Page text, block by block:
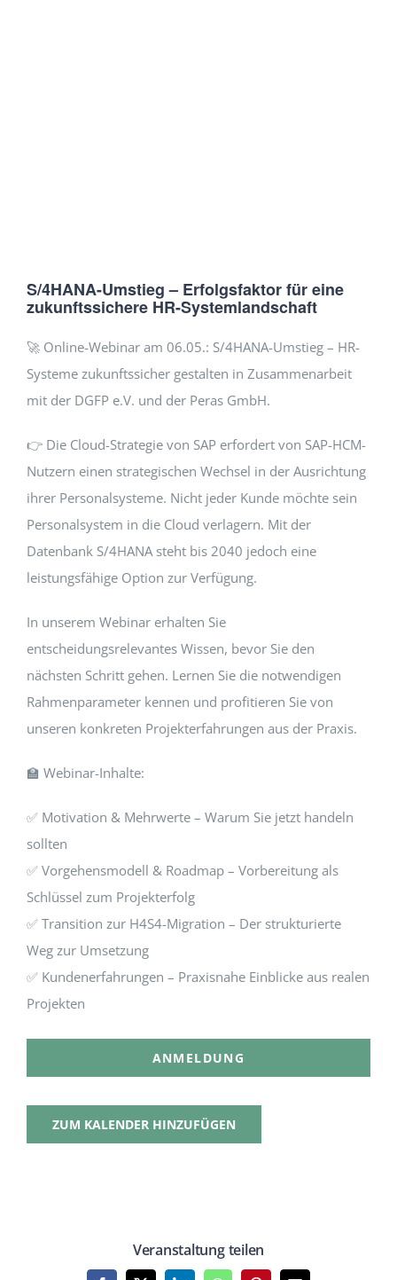
S/4HANA-Umstieg – Erfolgsfaktor für eine
zukunftssichere HR-Systemlandschaft
🚀 Online-Webinar am 06.05.: S/4HANA-Umstieg – HR-
Systeme zukunftssicher gestalten in Zusammenarbeit
mit der DGFP e.V. und der Peras GmbH.
👉 Die Cloud-Strategie von SAP erfordert von SAP-HCM-
Nutzern einen strategischen Wechsel in der Ausrichtung
ihrer Personalsysteme. Nicht jeder Kunde möchte sein
Personalsystem in die Cloud verlagern. Mit der
Datenbank S/4HANA steht bis 2040 jedoch eine
leistungsfähige Option zur Verfügung.
In unserem Webinar erhalten Sie
entscheidungsrelevantes Wissen, bevor Sie den
nächsten Schritt gehen. Lernen Sie die notwendigen
Rahmenparameter kennen und profitieren Sie von
unseren konkreten Projekterfahrungen aus der Praxis.
🏫 Webinar-Inhalte:
✅ Motivation & Mehrwerte – Warum Sie jetzt handeln
sollten
✅ Vorgehensmodell & Roadmap – Vorbereitung als
Schlüssel zum Projekterfolg
✅ Transition zur H4S4-Migration – Der strukturierte
Weg zur Umsetzung
✅ Kundenerfahrungen – Praxisnahe Einblicke aus realen
Projekten
ANMELDUNG
ZUM KALENDER HINZUFÜGEN
Veranstaltung teilen